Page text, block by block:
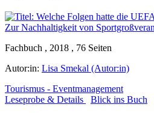
Fachbuch , 2018 , 76 Seiten
Autor:in: Lisa Smekal (Autor:in)
Tourismus - Eventmanagement
Leseprobe & Details
Blick ins Buch